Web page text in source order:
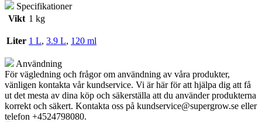
Specifikationer
Vikt 1 kg
Liter 1 L, 3.9 L, 120 ml
Användning
För vägledning och frågor om användning av våra produkter,
vänligen kontakta vår kundservice. Vi är här för att hjälpa dig att få
ut det mesta av dina köp och säkerställa att du använder produkterna
korrekt och säkert. Kontakta oss på kundservice@supergrow.se eller
telefon +4524798080.